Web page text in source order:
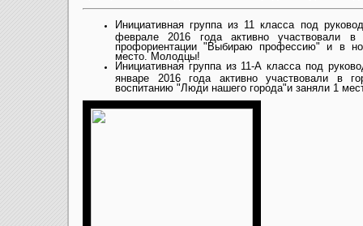
Инициативная группа из 11 класса под
феврале 2016 года активно участвовали в
профориентации "Выбираю профессию" и в
место. Молодцы!
Инициативная группа из 11-А класса под
январе 2016 года активно участвовали в
воспитанию "Люди нашего города"и заняли 1